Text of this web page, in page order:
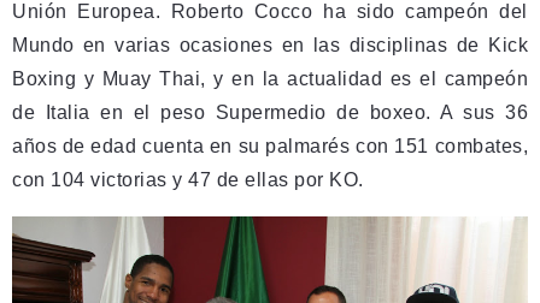
Unión Europea. Roberto Cocco ha sido campeón del
Mundo en varias ocasiones en las disciplinas de Kick
Boxing y Muay Thai, y en la actualidad es el campeón
de Italia en el peso Supermedio de boxeo. A sus 36
años de edad cuenta en su palmarés con 151 combates,
con 104 victorias y 47 de ellas por KO.